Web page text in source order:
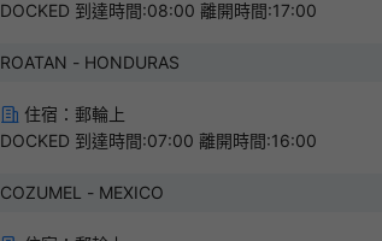
DOCKED 到達時間:08:00 離開時間:17:00
ROATAN - HONDURAS
住宿：郵輪上
DOCKED 到達時間:07:00 離開時間:16:00
COZUMEL - MEXICO